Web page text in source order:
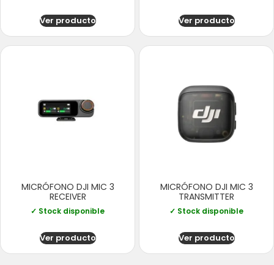
Ver producto Ver producto
MICRÓFONO DJI MIC 3
RECEIVER
✓ Stock disponible
Ver producto
MICRÓFONO DJI MIC 3
TRANSMITTER
✓ Stock disponible
Ver producto